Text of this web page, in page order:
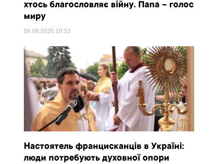
хтось благословляє війну. Папа – голос
миру
06.08.2026 10:53
Настоятель францисканців в Україні:
люди потребують духовної опори